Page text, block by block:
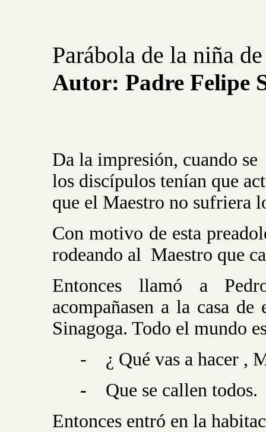
Parábola de la niña
Autor: Padre Felipe
Da la impresión, cuando se
los discípulos tenían que
que el Maestro no sufriera
Con motivo de esta
rodeando al Maestro que
Entonces llamó a
acompañasen a la casa
Sinagoga. Todo el mundo
-
¿ Qué vas a hacer ,
-
Que se callen todos.
Entonces entró en la